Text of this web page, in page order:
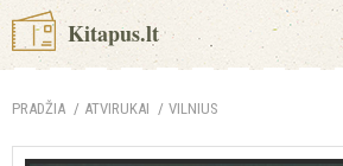
Kitapus.lt
PRADŽIA ATVIRUKAI VILNIUS